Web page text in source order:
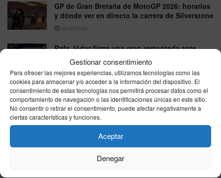
Gestionar consentimiento
Para ofrecer las mejores experiencias, utilizamos tecnologías como las
cookies para almacenar y/o acceder a la información del dispositivo. El
consentimiento de estas tecnologías nos permitirá procesar datos como el
comportamiento de navegación o las identificaciones únicas en este sitio.
No consentir o retirar el consentimiento, puede afectar negativamente a
ciertas características y funciones.
Aceptar
Denegar
GP de Gran Bretaña de MotoGP 2026: horarios
y dónde ver en directo la carrera de Silverstone
06/08/2026
Rafa Jódar firma una gran remontada ante
Moutet y avanza en el Masters 1000 de Canadá
06/08/2026
La FIFA reconoce errores en su plan para
atraer inversión privada al Mundial y anuncia
una revisión interna
06/08/2026
La FIFA desmiente un supuesto acuerdo para
llevar la final del Mundial 2030 a Marruecos